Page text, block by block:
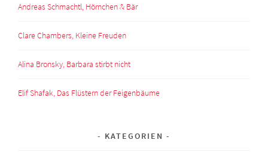
Andreas Schmachtl, Hörnchen & Bär
Clare Chambers, Kleine Freuden
Alina Bronsky, Barbara stirbt nicht
Elif Shafak, Das Flüstern der Feigenbäume
KATEGORIEN